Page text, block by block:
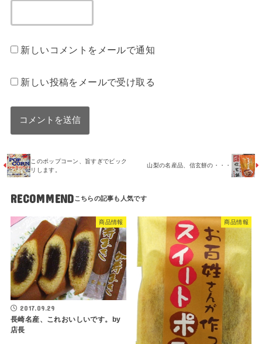
新しいコメントをメールで通知
新しい投稿をメールで受け取る
このポップコーン、旨すぎでビック
リします。
山梨の名産品、信玄餅の・・・
RECOMMEND
商品情報
2017.09.29
長崎名産、これおいしいです。by
店長
商品情報